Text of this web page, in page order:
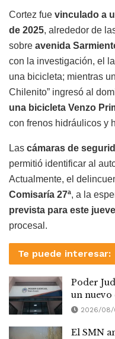
Cortez fue vinculado a
de 2025, alrededor de
sobre avenida
con la investigación, el
una bicicleta; mientras
Chilenito” ingresó al
una bicicleta Venzo
con frenos hidráulicos y
Las cámaras de
permitió identificar al
Actualmente, el
Comisaría 27ª, a la
prevista para este
procesal.
Te puede interesar:
Poder
un nuevo
2026/08/
El SMN